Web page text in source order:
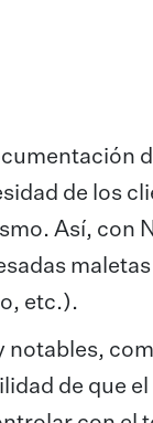
de los
Así, con
etc.).
de que